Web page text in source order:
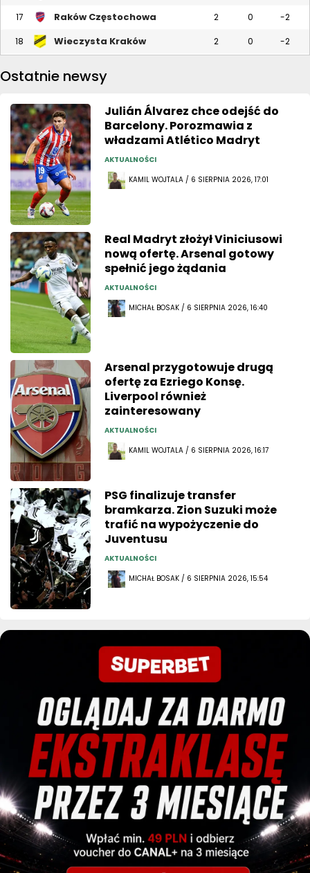
17 Raków Częstochowa 2 0 -2
18 Wieczysta Kraków 2 0 -2
Ostatnie newsy
Julián Álvarez chce odejść do
Barcelony. Porozmawia z
władzami Atlético Madryt
AKTUALNOŚCI
KAMIL WOJTALA / 6 SIERPNIA 2026, 17:01
Real Madryt złożył Viniciusowi
nową ofertę. Arsenal gotowy
spełnić jego żądania
AKTUALNOŚCI
MICHAŁ BOSAK / 6 SIERPNIA 2026, 16:40
Arsenal przygotowuje drugą
ofertę za Ezriego Konsę.
Liverpool również
zainteresowany
AKTUALNOŚCI
KAMIL WOJTALA / 6 SIERPNIA 2026, 16:17
PSG finalizuje transfer
bramkarza. Zion Suzuki może
trafić na wypożyczenie do
Juventusu
AKTUALNOŚCI
MICHAŁ BOSAK / 6 SIERPNIA 2026, 15:54